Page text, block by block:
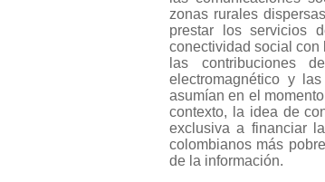
zonas rurales
prestar los servicios
conectividad social con
las contribuciones
electromagnético y
asumían en el
contexto, la idea de
exclusiva a financiar
colombianos más
de la información.